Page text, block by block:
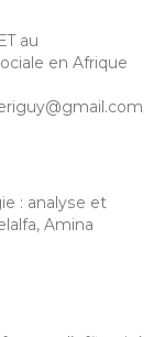
au
en Afrique
: analyse et
Amina